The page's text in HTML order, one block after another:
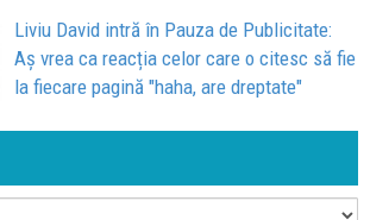
Liviu David intră în Pauza de Publicitate:
Aș vrea ca reacția celor care o citesc să fie
la fiecare pagină "haha, are dreptate"